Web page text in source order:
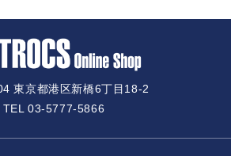
東京都港区新橋6丁目18-2
TEL 03-5777-5866